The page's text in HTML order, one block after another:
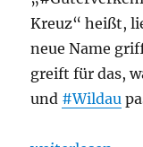
Kreuz“ heißt,
neue Name
greift für das,
und #Wildau